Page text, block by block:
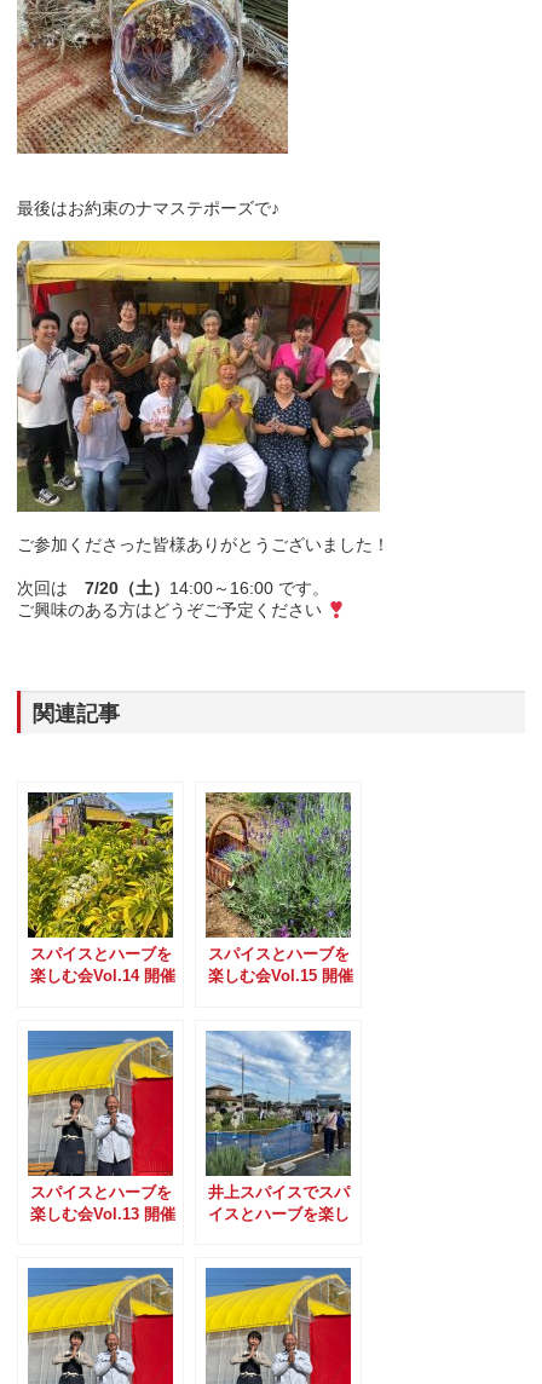
最後はお約束のナマステポーズで♪
ご参加くださった皆様ありがとうございました！
次回は7/20（土） 14:00～16:00 です。
ご興味のある方はどうぞご予定ください
関連記事
スパイスとハーブを
楽しむ会Vol.14 開催
スパイスとハーブを
楽しむ会Vol.15 開催
スパイスとハーブを
楽しむ会Vol.13 開催
井上スパイスでスパ
イスとハーブを楽し